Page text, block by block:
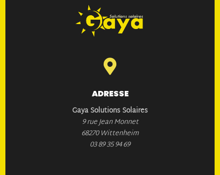

ADRESSE
Gaya Solutions Solaires
9 rue Jean Monnet
68270 Wittenheim
03 89 35 94 69